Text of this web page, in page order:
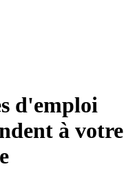
d'emploi
à votre